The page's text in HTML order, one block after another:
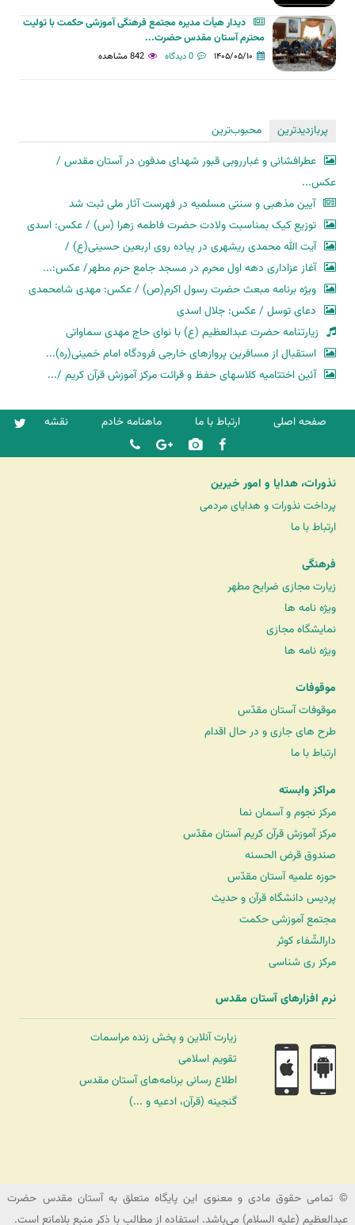
دیدار هیأت مدیره مجتمع فرهنگی آموزشی حکمت با تولیت
محترم آستان مقدس حضرت...
۱۴۰۵/۰۵/۱۰ 0 دیدگاه 842 مشاهده
پربازدیدترین
محبوب‌ترین
عطرافشانی و غبارروبی قبور شهدای مدفون در آستان مقدس /
عکس...
آیین مذهبی و سنتی مسلمیه در فهرست آثار ملی ثبت شد
توزیع کیک بمناسبت ولادت حضرت فاطمه زهرا (س) / عکس: اسدی
آیت الله محمدی ریشهری در پیاده روی اربعین حسینی(ع) /
آغاز عزاداری دهه اول محرم در مسجد جامع حرم مطهر/ عکس:...
ویژه برنامه مبعث حضرت رسول اکرم(ص) / عکس: مهدی شامحمدی
دعای توسل / عکس: جلال اسدی
زیارتنامه حضرت عبدالعظیم (ع) با نوای حاج مهدی سماواتی
استقبال از مسافرین پروازهای خارجی فرودگاه امام خمینی(ره)...
آئین اختتامیه کلاسهای حفظ و قرائت مرکز آموزش قرآن کریم /...
صفحه اصلی ارتباط با ما ماهنامه خادم نقشه
نذورات، هدایا و امور خیرین
پرداخت نذورات و هدایای مردمی
ارتباط با ما
فرهنگی
زیارت مجازی ضرایح مطهر
ویژه نامه ها
نمایشگاه مجازی
ویژه نامه ها
موقوفات
موقوفات آستان مقدّس
طرح های جاری و در حال اقدام
ارتباط با ما
مراکز وابسته
مرکز نجوم و آسمان نما
مرکز آموزش قرآن کریم آستان مقدّس
صندوق قرض الحسنه
حوزه علمیه آستان مقدّس
پردیس دانشگاه قرآن و حدیث
مجتمع آموزشی حکمت
دارالشّفاء کوثر
مرکز ری شناسی
نرم افزارهای آستان مقدس
زیارت آنلاین و پخش زنده مراسمات
تقویم اسلامی
اطلاع رسانی برنامه‌های آستان مقدس
گنجینه (قرآن، ادعیه و ...)
© تمامی حقوق مادی و معنوی این پایگاه متعلق به آستان مقدس حضرت
عبدالعظیم (علیه السلام) می‌باشد. استفاده از مطالب با ذکر منبع بلامانع است.